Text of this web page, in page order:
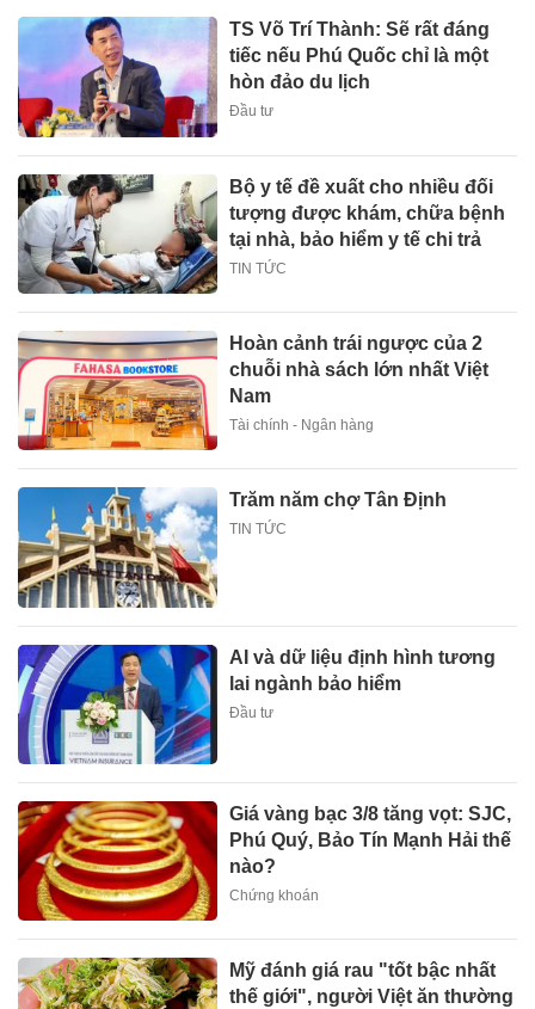
TS Võ Trí Thành: Sẽ rất đáng
tiếc nếu Phú Quốc chỉ là một
hòn đảo du lịch
Đầu tư
Bộ y tế đề xuất cho nhiều đối
tượng được khám, chữa bệnh
tại nhà, bảo hiểm y tế chi trả
TIN TỨC
Hoàn cảnh trái ngược của 2
chuỗi nhà sách lớn nhất Việt
Nam
Tài chính - Ngân hàng
Trăm năm chợ Tân Định
TIN TỨC
AI và dữ liệu định hình tương
lai ngành bảo hiểm
Đầu tư
Giá vàng bạc 3/8 tăng vọt: SJC,
Phú Quý, Bảo Tín Mạnh Hải thế
nào?
Chứng khoán
Mỹ đánh giá rau "tốt bậc nhất
thế giới", người Việt ăn thường